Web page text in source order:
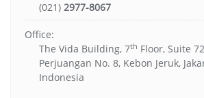
(021) 2977-8067
Office:
The Vida Building, 7th Floor, Suite
Perjuangan No. 8, Kebon Jeruk,
Indonesia